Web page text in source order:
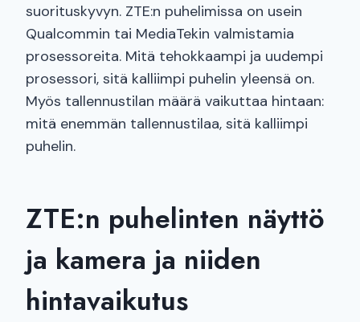
suorituskyvyn. ZTE:n puhelimissa on usein
Qualcommin tai MediaTekin valmistamia
prosessoreita. Mitä tehokkaampi ja uudempi
prosessori, sitä kalliimpi puhelin yleensä on.
Myös tallennustilan määrä vaikuttaa hintaan:
mitä enemmän tallennustilaa, sitä kalliimpi
puhelin.
ZTE:n puhelinten näyttö
ja kamera ja niiden
hintavaikutus